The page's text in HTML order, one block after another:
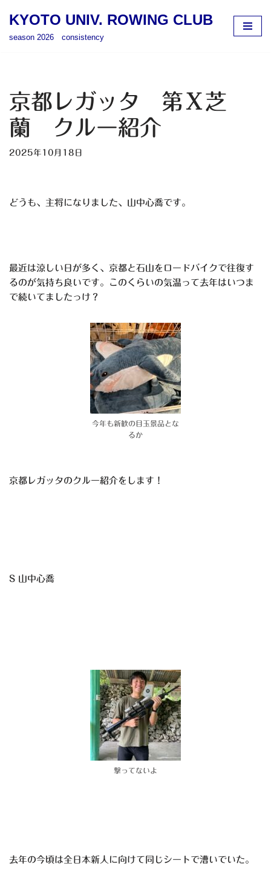
へ
ス
キ
ッ
KYOTO UNIV. ROWING CLUB
season 2026 consistency
京都レガッタ 第Ⅹ芝
蘭 クルー紹介
2025年10月18日
どうも、主将になりました、山中心喬です。
最近は涼しい日が多く、京都と石山をロードバイクで往復す
るのが気持ち良いです。このくらいの気温って去年はいつま
で続いてましたっけ？
今年も新歓の目玉景品とな
るか
京都レガッタのクルー紹介をします！
S 山中心喬
撃ってないよ
去年の今頃は全日本新人に向けて同じシートで漕いでいた。